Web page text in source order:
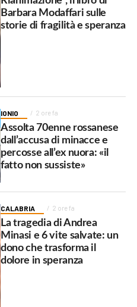
Barbara Modaffari sulle
storie di fragilità e speranza
IONIO 2 ore fa
Assolta 70enne rossanese
dall’accusa di minacce e
percosse all’ex nuora: «il
fatto non sussiste»
CALABRIA 2 ore fa
La tragedia di Andrea
Minasi e 6 vite salvate: un
dono che trasforma il
dolore in speranza